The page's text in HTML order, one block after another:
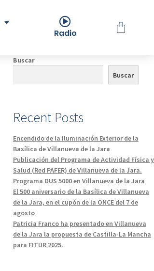
Radio
Buscar
Buscar
Recent Posts
Encendido de la Iluminación Exterior de la
Basílica de Villanueva de la Jara
Publicación del Programa de Actividad Física y
Salud (Red PAFER) de Villanueva de la Jara.
Programa DUS 5000 en Villanueva de la Jara
El 500 aniversario de la Basílica de Villanueva
de la Jara, en el cupón de la ONCE del 7 de
agosto
Patricia Franco ha presentado en Villanueva
de la Jara la propuesta de Castilla-La Mancha
para FITUR 2025.